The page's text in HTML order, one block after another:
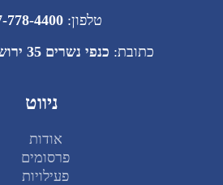
טלפון: 778-4400
כתובת: כנפי נשרים 35 ירושלים, קומה 8
ניווט
אודות
פרסומים
פעילויות